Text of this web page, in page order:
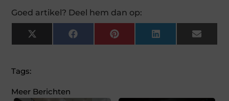
Goed artikel? Deel hem dan op:
X
(Twitter)
FacebookPinterest LinkedIn Email
Tags:
Meer Berichten